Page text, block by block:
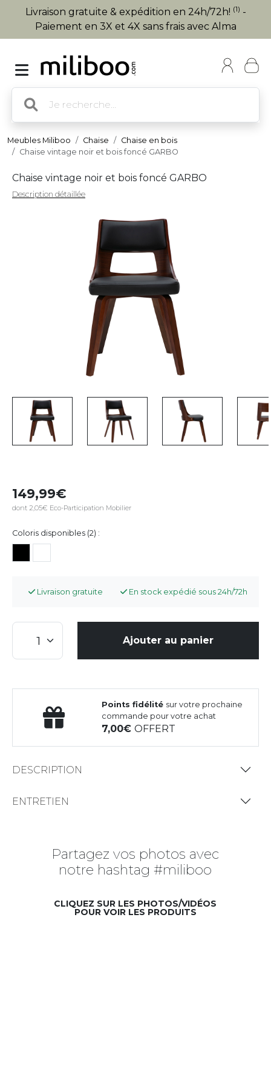
Livraison gratuite & expédition en 24h/72h! (1) -
Paiement en 3X et 4X sans frais avec Alma
Meubles Miliboo Chaise
Chaise en bois
Chaise vintage noir et bois foncé GARBO
Chaise vintage noir et bois foncé GARBO
Description détaillée
149,99
dont 2,05€ Eco-Participation Mobilier
Coloris disponibles (2) :
Livraison gratuite En stock expédié sous 24h/72h
Ajouter au panier
Points fidélité sur votre prochaine
commande pour votre achat
7,00OFFERT
DESCRIPTION
ENTRETIEN
Partagez vos photos avec
notre hashtag #miliboo
CLIQUEZ SUR LES PHOTOS/VIDÉOS
POUR VOIR LES PRODUITS